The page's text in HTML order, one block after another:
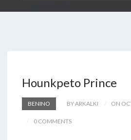
Hounkpeto Prince
BENINO BY ARKALKI ON
0 COMMENTS